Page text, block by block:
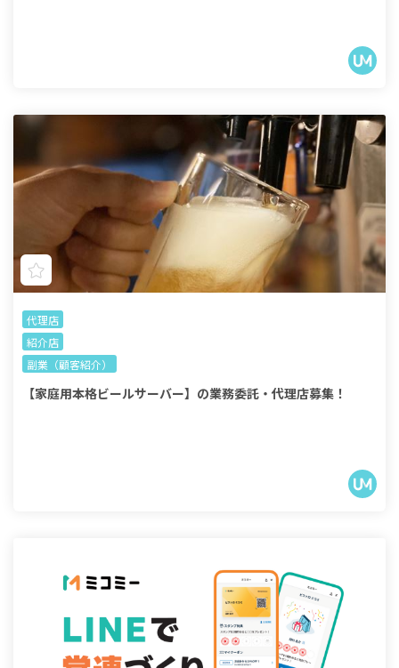
代理店
紹介店
副業（顧客紹介）
【家庭用本格ビールサーバー】の業務委託・代理店募集！